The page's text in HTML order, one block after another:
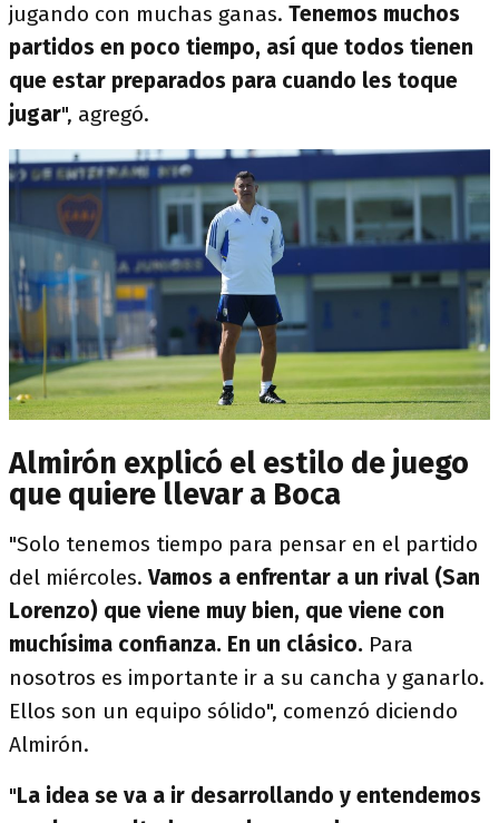
jugando con muchas ganas. Tenemos muchos
partidos en poco tiempo, así que todos tienen
que estar preparados para cuando les toque
jugar", agregó.
Almirón explicó el estilo de juego
que quiere llevar a Boca
"Solo tenemos tiempo para pensar en el partido
del miércoles. Vamos a enfrentar a un rival (San
Lorenzo) que viene muy bien, que viene con
muchísima confianza. En un clásico. Para
nosotros es importante ir a su cancha y ganarlo.
Ellos son un equipo sólido", comenzó diciendo
Almirón.
"La idea se va a ir desarrollando y entendemos